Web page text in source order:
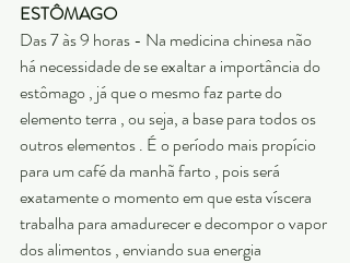
ESTÔMAGO
Das 7 às 9 horas - Na medicina chinesa não
há necessidade de se exaltar a importância do
estômago , já que o mesmo faz parte do
elemento terra , ou seja, a base para todos os
outros elementos . É o período mais propício
para um café da manhã farto , pois será
exatamente o momento em que esta víscera
trabalha para amadurecer e decompor o vapor
dos alimentos , enviando sua energia